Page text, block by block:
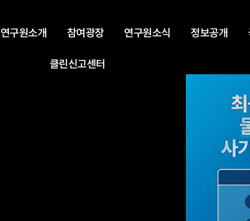
연구원소개 참여광장 연구원소식 정보공개
클린신고센터